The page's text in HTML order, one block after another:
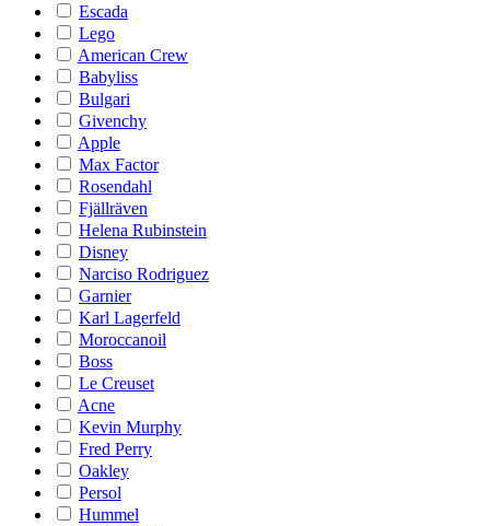
Escada
Lego
American Crew
Babyliss
Bulgari
Givenchy
Apple
Max Factor
Rosendahl
Fjällräven
Helena Rubinstein
Disney
Narciso Rodriguez
Garnier
Karl Lagerfeld
Moroccanoil
Boss
Le Creuset
Acne
Kevin Murphy
Fred Perry
Oakley
Persol
Hummel